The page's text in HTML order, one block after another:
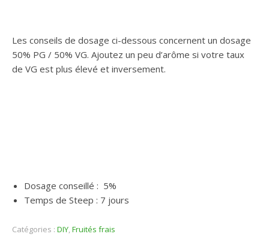
Les conseils de dosage ci-dessous concernent un dosage
50% PG / 50% VG. Ajoutez un peu d’arôme si votre taux
de VG est plus élevé et inversement.
Dosage conseillé : 5%
Temps de Steep : 7 jours
Catégories : DIY,Fruités frais